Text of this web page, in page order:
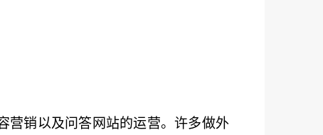
营销以及问答网站的运营。许多做外